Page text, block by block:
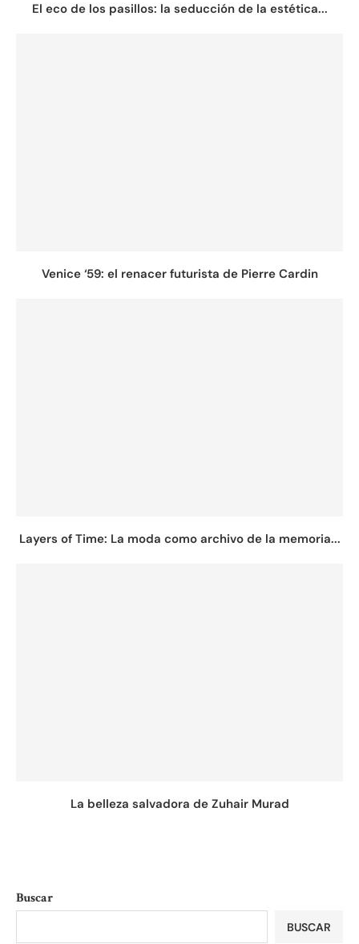
El eco de los pasillos: la seducción de la estética...
Venice ‘59: el renacer futurista de Pierre Cardin
Layers of Time: La moda como archivo de la memoria...
La belleza salvadora de Zuhair Murad
Buscar
BUSCAR